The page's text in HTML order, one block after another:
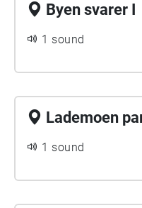
Byen svarer I
1 sound
Lademoen
1 sound